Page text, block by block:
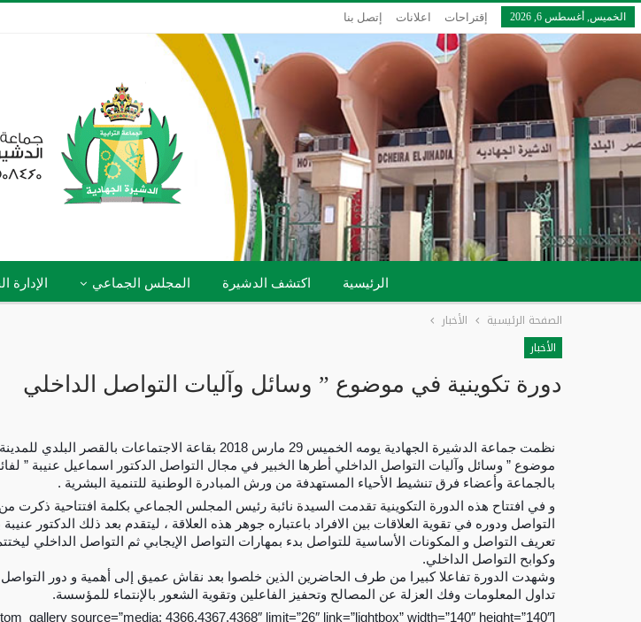
الخميس, أغسطس 6, 2026 إقتراحات اعلانات إتصل بنا
الرئيسية اكتشف الدشيرة المجلس الجماعي الإدارة
الصفحة الرئيسية
الأخبار
الأخبار
دورة تكوينية في موضوع ” وسائل وآليات التواصل الداخلي
نظمت جماعة الدشيرة الجهادية يومه الخميس 29 مارس 2018 بقاعة الاجتماعات
موضوع ” وسائل وآليات التواصل الداخلي أطرها الخبير في مجال التواصل الدكتور اسماعيل عنيبة ”
بالجماعة وأعضاء فرق تنشيط الأحياء المستهدفة من ورش المبادرة الوطنية للتنمية البشرية .
و في افتتاح هذه الدورة التكوينية تقدمت السيدة نائبة رئيس المجلس الجماعي بكلمة افتتاحية ذكرت من
التواصل ودوره في تقوية العلاقات بين الافراد باعتباره جوهر هذه العلاقة ، ليتقدم بعد ذلك الدكتور
تعريف التواصل و المكونات الأساسية للتواصل بدء بمهارات التواصل الإيجابي ثم التواصل الداخلي
وكوابح التواصل الداخلي.
وشهدت الدورة تفاعلا كبيرا من طرف الحاضرين الذين خلصوا بعد نقاش عميق إلى أهمية و دور
تداول المعلومات وفك العزلة عن المصالح وتحفيز الفاعلين وتقوية الشعور بالإنتماء للمؤسسة.
source=”media: 4366,4367,4368″ limit=”26″ link=”lightbox” width=”140″ height=”140″